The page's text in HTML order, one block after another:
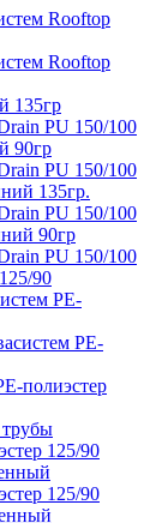
Rooftop
Rooftop
135гр
PU 150/100
90гр
PU 150/100
135гр.
PU 150/100
90гр
PU 150/100
90
PE-
PE-
полиэстер
125/90
125/90